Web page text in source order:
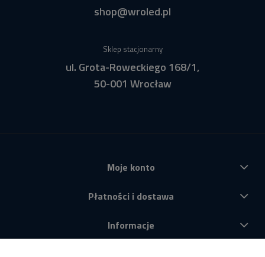
shop@wroled.pl
Sklep stacjonarny
ul. Grota-Roweckiego 168/1,
50-001 Wrocław
Moje konto
Płatności i dostawa
Informacje